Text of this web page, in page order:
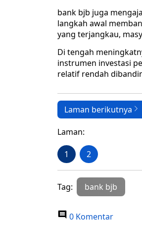
bank bjb juga
langkah awal
yang terjangkau,
Di tengah
instrumen investasi
relatif rendah
Laman berikutnya
Laman:
1 2
Tag: bank bjb
0 Komentar